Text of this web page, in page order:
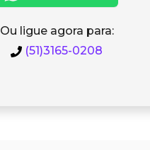
Ou ligue agora para:
(51)3165-0208